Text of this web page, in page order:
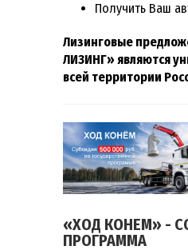
Получить Ваш
Лизинговые
ЛИЗИНГ» являются
всей территории
«ХОД КОНЕМ» -
ПРОГРАММА